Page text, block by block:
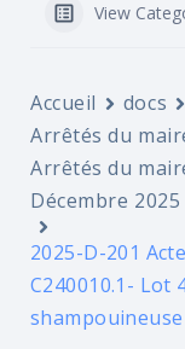
View
Accueil docs
Arrêtés du
Arrêtés du
Décembre 2025
2025-D-201
C240010.1- Lot
shampouineuse